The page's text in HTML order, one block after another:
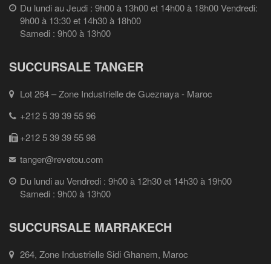
Du lundi au Jeudi : 9h00 à 13h00 et 14h00 à 18h00 Vendredi:
9h00 à 13:30 et 14h30 à 18h00
Samedi : 9h00 à 13h00
SUCCURSALE TANGER
Lot 264 – Zone Industrielle de Gueznaya - Maroc
+212 5 39 39 55 96
+212 5 39 39 55 98
tanger@revetou.com
Du lundi au Vendredi : 9h00 à 12h30 et 14h30 à 19h00
Samedi : 9h00 à 13h00
SUCCURSALE MARRAKECH
264, Zone Industrielle Sidi Ghanem, Maroc